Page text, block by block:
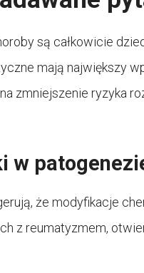
są całkowicie
mają największy
zmniejszenie ryzyka
w
że modyfikacje
z reumatyzmem,